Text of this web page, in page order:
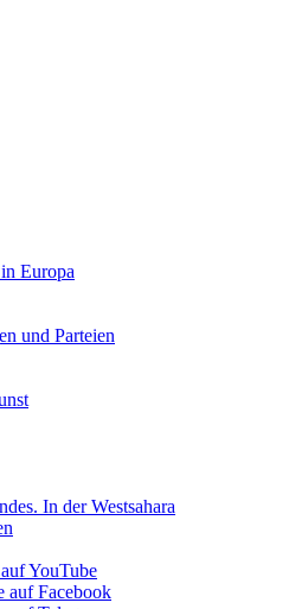
Europa
und Parteien
In der Westsahara
YouTube
auf Facebook